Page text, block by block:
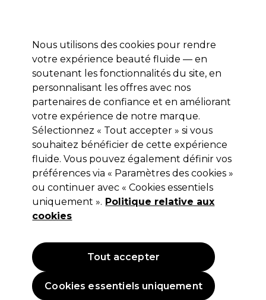
Se connecter
Marques Bons plans Coiffure Electro et Matériel
Livraison et délais
lire la suite
Redken
Redken Styling Hydrating Curl Cream
250ml
(2)
20,50 €Hors TVA
Nous utilisons des cookies pour rendre
votre expérience beauté fluide — en
soutenant les fonctionnalités du site, en
personnalisant les offres avec nos
partenaires de confiance et en améliorant
votre expérience de notre marque.
Sélectionnez « Tout accepter » si vous
souhaitez bénéficier de cette expérience
fluide. Vous pouvez également définir vos
préférences via « Paramètres des cookies »
ou continuer avec « Cookies essentiels
uniquement ». Politique relative aux
cookies
Cookies essentiels uniquement
Tout accepter